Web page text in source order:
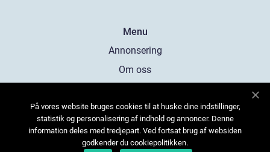
Menu
Annonsering
Om oss
Kontakta oss
Sitemap
På vores website bruges cookies til at huske dine indstillinger,
statistik og personalisering af indhold og annoncer. Denne
information deles med tredjepart. Ved fortsat brug af websiden
godkender du cookiepolitikken.